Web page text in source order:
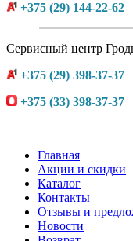
+375 (29) 144-22-62
Сервисный центр
+375 (29) 398-37-37
+375 (33) 398-37-37
Главная
Акции и скидки
Каталог
Контакты
Отзывы и
Новости